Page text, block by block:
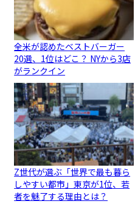
全米が認めたベストバーガー
20選、1位はどこ？ NYから3店
がランクイン
Z世代が選ぶ「世界で最も暮ら
しやすい都市」東京が1位、若
者を魅了する理由とは？